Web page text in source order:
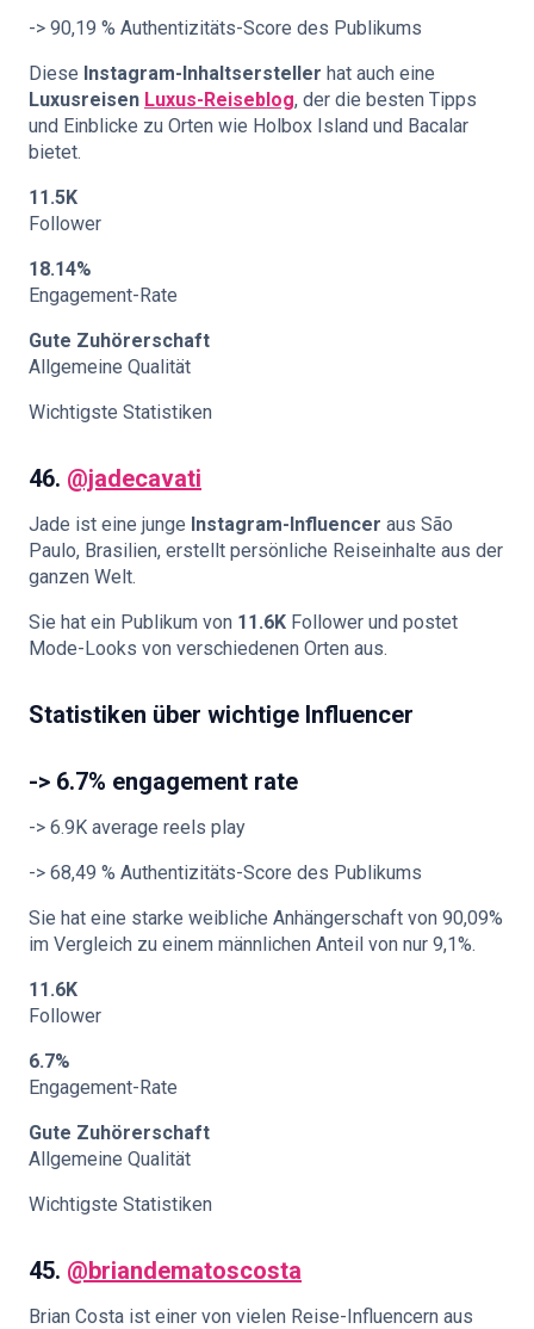
-> 90,19 % Authentizitäts-Score des Publikums
Diese Instagram-Inhaltsersteller hat auch eine
Luxusreisen Luxus-Reiseblog, der die besten Tipps
und Einblicke zu Orten wie Holbox Island und Bacalar
bietet.
11.5K
Follower
18.14%
Engagement-Rate
Gute Zuhörerschaft
Allgemeine Qualität
Wichtigste Statistiken
46. @jadecavati
Jade ist eine junge Instagram-Influencer aus São
Paulo, Brasilien, erstellt persönliche Reiseinhalte aus der
ganzen Welt.
Sie hat ein Publikum von 11.6K Follower und postet
Mode-Looks von verschiedenen Orten aus.
Statistiken über wichtige Influencer
-> 6.7% engagement rate
-> 6.9K average reels play
-> 68,49 % Authentizitäts-Score des Publikums
Sie hat eine starke weibliche Anhängerschaft von 90,09%
im Vergleich zu einem männlichen Anteil von nur 9,1%.
11.6K
Follower
6.7%
Engagement-Rate
Gute Zuhörerschaft
Allgemeine Qualität
Wichtigste Statistiken
45. @briandematoscosta
Brian Costa ist einer von vielen Reise-Influencern aus